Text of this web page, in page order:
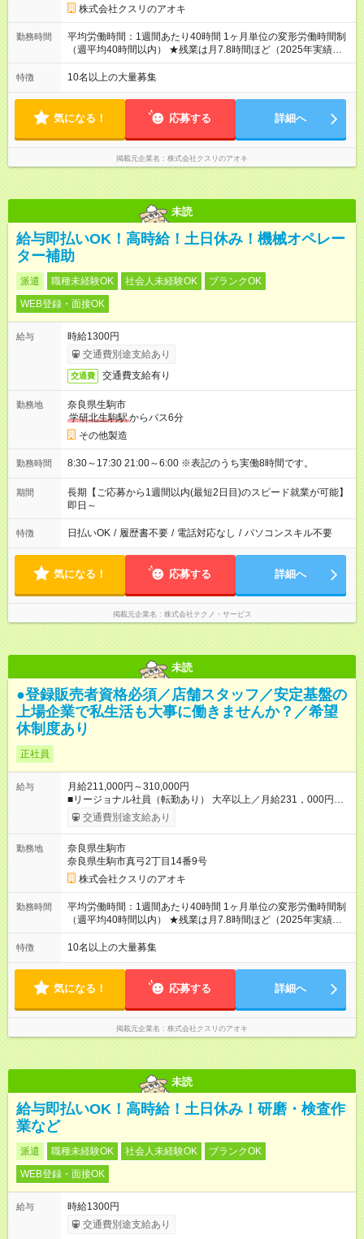
だし、短時間勤務・早番固定社員は当社規定に従い額が変動 ＝
＝＝＝＝＝＝＝＝＝＝＝＝＝ ★職務給制度で実力次第で収入ア
ップ！ 職務内容に応じて給与が支払われ、昇格試験なく役職に
就いた時点で年収がUPする制度です。 約4割の社員が入社3年目
にできます。 ＝＝＝＝＝＝＝＝＝＝＝＝＝＝ 【試用期間】試用
期間なし
株式会社クスリのアオキ
勤務時間
平均労働時間：1週間あたり40時間 1ヶ月単位の変形労働時間制
（週平均40時間以内） ★残業は月7.8時間ほど（2025年実績）
＜店舗の基本営業時間＞ 9時～22時 ※勤務時間は店舗により異
なります。 ＜シフト例＞ 早番：8時00分～17時00分 中番：11
1ヶ月単位の変形労働時間制（週平均40時間以内） ★残業は月
7.8時間ほど（2025年実績） ＜店舗の基本営業時間＞ 9時～22
時 ※勤務時間は店舗により異なります。 ＜シフト例＞ 早番：8
時00分～17時00分 中番：11時～20時 遅番：13時～22時
特徴 10名以上の大量募集
気になる！ 応募する 詳細へ
掲載元企業名 株式会社クスリのアオキ
未読
給与即払いOK！高時給！土日休み！機械オペレー
ター補助
派遣 職種未経験OK 社会人未経験OK
ブランクOK
WEB登録・面接OK
給与
時給1300円
交通費別途支給あり
交通費 交通費支給有り
勤務地
奈良県生駒市
学研北生駒駅からバス6分
その他製造
勤務時間 8:30～17:30 21:00～6:00 ※表記のうち実働8時間です。
期間
長期【ご応募から1週間以内(最短2日目)のスピード就業が可能】
即日～
特徴 日払いOK / 履歴書不要 / 電話対応なし / パソコンスキル不要
気になる！ 応募する 詳細へ
掲載元企業名 株式会社テクノ・サービス
未読
●登録販売者資格必須／店舗スタッフ／安定基盤の
上場企業で私生活も大事に働きませんか？／希望
休制度あり
正社員
給与
月給211,000円～310,000円
■リージョナル社員（転勤あり） 大卒以上／月給231，000円～
310，000円 高卒以上／月給211，000円～310，000円 ★エリア
手当（石川県、富山県、福井県、岐阜県、群馬県、茨城県 月1
種手当あり ★登録販売者資格保持者への月1万円支給を含む（実
務経験がない方にも同額を支給） ※ただし、短時間勤務・早番
固定社員は当社規定に従い額が変動 ＝＝＝＝＝＝＝＝＝＝＝＝
＝＝ ★職務給制度で実力次第で収入アップ！ 職務内容に応じて
給与が支払われ、昇格試験なく役職に就いた時点で年収がUPす
る制度です。 約4割の社員が入社3年目で店長に就いています。
交通費別途支給あり
勤務地
奈良県生駒市
奈良県生駒市真弓2丁目14番9号
株式会社クスリのアオキ
勤務時間
平均労働時間：1週間あたり40時間 1ヶ月単位の変形労働時間制
（週平均40時間以内） ★残業は月7.8時間ほど（2025年実績）
＜店舗の基本営業時間＞ 9時～22時 ※勤務時間は店舗により異
なります。 ＜シフト例＞ 早番：8時00分～17時00分 中番：11
1ヶ月単位の変形労働時間制（週平均40時間以内） ★残業は月
7.8時間ほど（2025年実績） ＜店舗の基本営業時間＞ 9時～22
時 ※勤務時間は店舗により異なります。 ＜シフト例＞ 早番：8
時00分～17時00分 中番：11時～20時 遅番：13時～22時
特徴 10名以上の大量募集
気になる！ 応募する 詳細へ
掲載元企業名 株式会社クスリのアオキ
未読
給与即払いOK！高時給！土日休み！研磨・検査作
業など
派遣 職種未経験OK 社会人未経験OK
ブランクOK
WEB登録・面接OK
給与
時給1300円
交通費別途支給あり